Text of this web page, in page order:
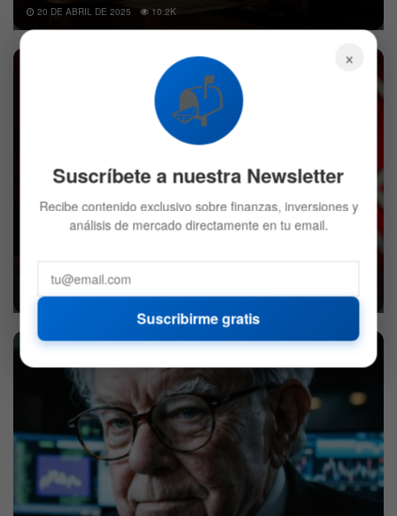
20 DE ABRIL DE 2025 10.2K
comprará acciones?
12 DE MARZO DE 2025 2.3K
SECTOR FINANCIERO
×
📬
Suscríbete a nuestra Newsletter
Recibe contenido exclusivo sobre finanzas, inversiones y
análisis de mercado directamente en tu email.
Suscribirme gratis